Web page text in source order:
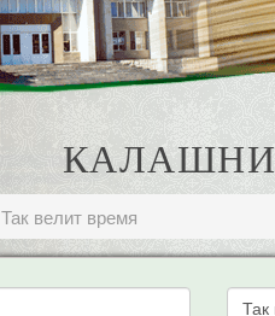
Так велит время